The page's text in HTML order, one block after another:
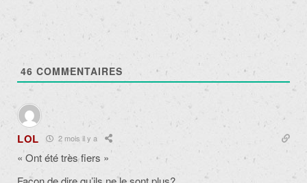
46 COMMENTAIRES
LOL 2 mois il y a
« Ont été très fiers »